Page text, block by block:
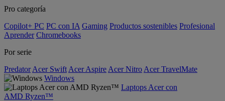
Pro categoría
Copilot+ PC PC con IA Gaming Productos sostenibles Profesional
Aprender Chromebooks
Por serie
Predator Acer Swift Acer Aspire Acer Nitro Acer TravelMate
Windows
Laptops Acer con
AMD Ryzen™